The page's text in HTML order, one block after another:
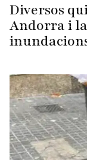
Diversos
Andorra i